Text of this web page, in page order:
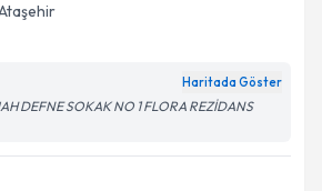
Haritada Göster
DEFNE SOKAK NO 1 FLORA REZİDANS